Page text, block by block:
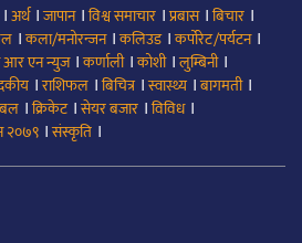
।अर्थ।जापान।विश्व समाचार ।प्रबास।बिचार ।
।कला/मनोरन्जन।कलिउड।कर्पोरेट/पर्यटन।
आर एन न्युज।कर्णाली।कोशी।लुम्बिनी।
।राशिफल ।बिचित्र।स्वास्थ्य ।बागमती।
।क्रिकेट।सेयर बजार ।विविध।
२०७९ ।संस्कृति ।